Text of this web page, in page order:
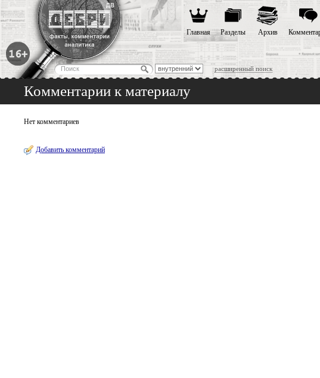
расширенный поиск
Главная Разделы Архив
Комментарии к материалу
Нет комментариев
Добавить комментарий